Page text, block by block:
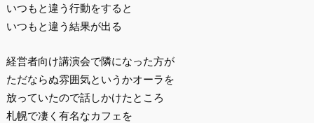
いつもと違う行動をすると
いつもと違う結果が出る
経営者向け講演会で隣になった方が
ただならぬ雰囲気というかオーラを
放っていたので話しかけたところ
札幌で凄く有名なカフェを